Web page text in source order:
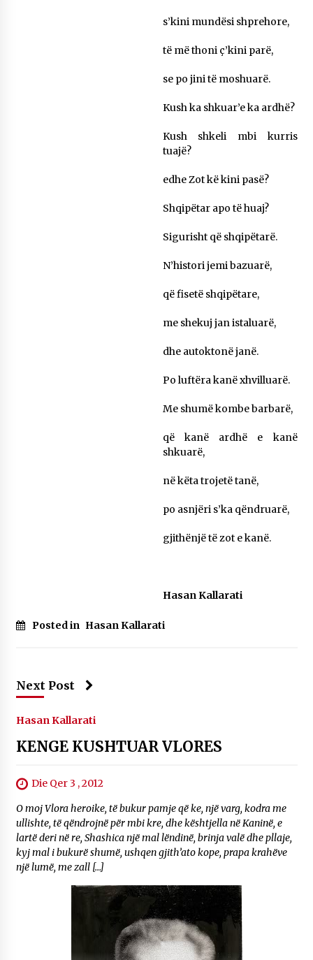
EDHE SI NJË BANOR I PËRKOHSHËM I TIJ”
s’kini mundësi shprehore,
të më thoni ç’kini parë,
se po jini të moshuarë.
Kush ka shkuar’e ka ardhë?
Kush shkeli mbi kurris
tuajë?
edhe Zot kë kini pasë?
Shqipëtar apo të huaj?
Sigurisht që shqipëtarë.
N’histori jemi bazuarë,
që fisetë shqipëtare,
me shekuj jan istaluarë,
dhe autoktonë janë.
Po luftëra kanë xhvilluarë.
Me shumë kombe barbarë,
që kanë ardhë e kanë
shkuarë,
në këta trojetë tanë,
po asnjëri s’ka qëndruarë,
gjithënjë të zot e kanë.
Hasan Kallarati
Posted in Hasan Kallarati
Next Post
Hasan Kallarati
KENGE KUSHTUAR VLORES
Die Qer 3 , 2012
O moj Vlora heroike, të bukur pamje që ke, një varg, kodra me
ullishte, të qëndrojnë për mbi kre, dhe kështjella në Kaninë, e
lartë deri në re, Shashica një mal lëndinë, brinja valë dhe pllaje,
kyj mal i bukurë shumë, ushqen gjith’ato kope, prapa krahëve
një lumë, me zall […]